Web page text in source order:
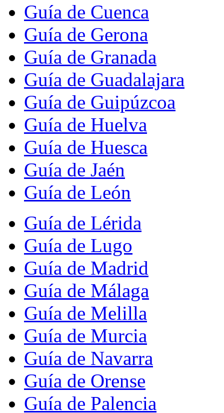
Guía de Cuenca
Guía de Gerona
Guía de Granada
Guía de Guadalajara
Guía de Guipúzcoa
Guía de Huelva
Guía de Huesca
Guía de Jaén
Guía de León
Guía de Lérida
Guía de Lugo
Guía de Madrid
Guía de Málaga
Guía de Melilla
Guía de Murcia
Guía de Navarra
Guía de Orense
Guía de Palencia